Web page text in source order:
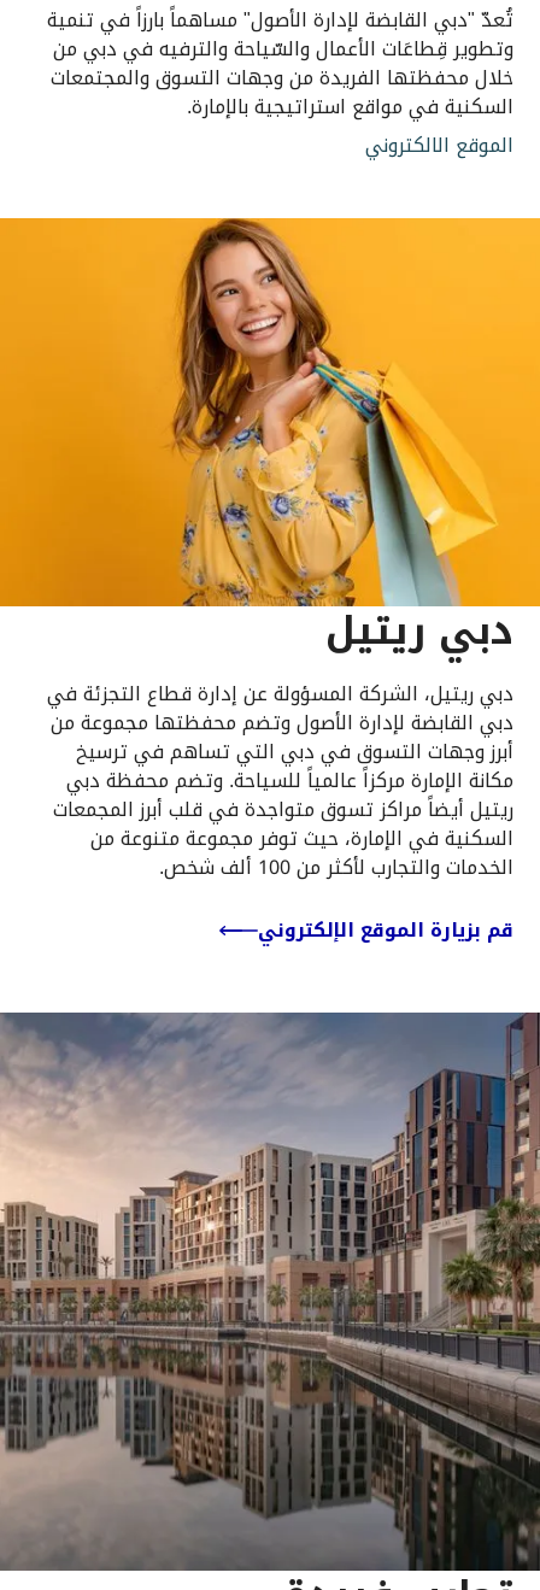
تُعدّ "دبي القابضة لإدارة الأصول" مساهماً بارزاً في تنمية
وتطوير قِطاعَات الأعمال والسّياحة والترفيه في دبي من
خلال محفظتها الفريدة من وجهات التسوق والمجتمعات
السكنية في مواقع استراتيجية بالإمارة.
الموقع الالكتروني
دبي ريتيل
دبي ريتيل، الشركة المسؤولة عن إدارة قطاع التجزئة في
دبي القابضة لإدارة الأصول وتضم محفظتها مجموعة من
أبرز وجهات التسوق في دبي التي تساهم في ترسيخ
مكانة الإمارة مركزاً عالمياً للسياحة. وتضم محفظة دبي
ريتيل أيضاً مراكز تسوق متواجدة في قلب أبرز المجمعات
السكنية في الإمارة، حيث توفر مجموعة متنوعة من
الخدمات والتجارب لأكثر من 100 ألف شخص.
قم بزيارة الموقع الإلكتروني